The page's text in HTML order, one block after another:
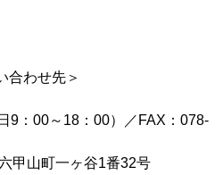
合わせ先＞
9：00～18：00）／FAX：078-
甲山町一ヶ谷1番32号